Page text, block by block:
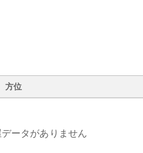
方位
ータがありません